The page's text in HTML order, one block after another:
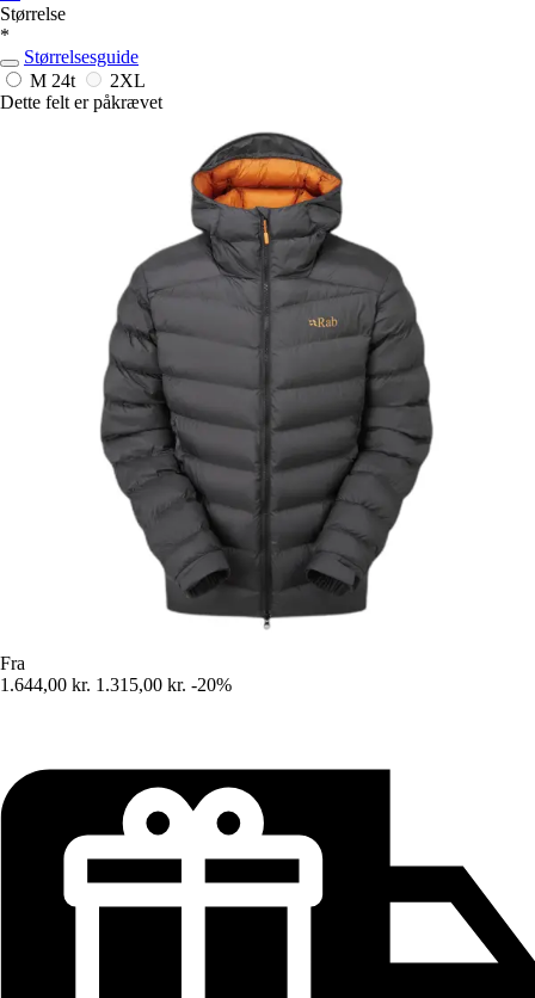
Størrelse
*
Størrelsesguide
M 24t
2XL
Dette felt er påkrævet
Fra
1.644,00 kr. 1.315,00 kr. -20%